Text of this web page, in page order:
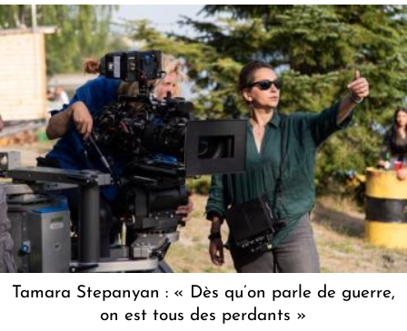
Tamara Stepanyan : « Dès qu’on parle de guerre,
on est tous des perdants »